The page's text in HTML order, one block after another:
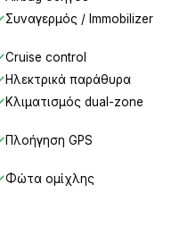
Συναγερμός / Immobilizer
Cruise control
Ηλεκτρικά παράθυρα
Κλιματισμός dual-zone
Πλοήγηση GPS
Φώτα ομίχλης